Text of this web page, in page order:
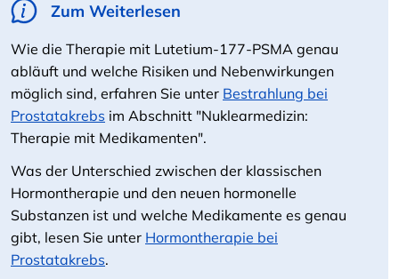
Zum Weiterlesen
Wie die Therapie mit Lutetium-177-PSMA genau
abläuft und welche Risiken und Nebenwirkungen
möglich sind, erfahren Sie unter Bestrahlung bei
Prostatakrebs im Abschnitt "Nuklearmedizin:
Therapie mit Medikamenten".
Was der Unterschied zwischen der klassischen
Hormontherapie und den neuen hormonelle
Substanzen ist und welche Medikamente es genau
gibt, lesen Sie unter Hormontherapie bei
Prostatakrebs.